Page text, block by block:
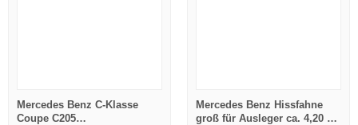
Mercedes Benz C-Klasse
Coupe C205
Mercedes Benz Hissfahne
groß für Ausleger ca. 4,20 x